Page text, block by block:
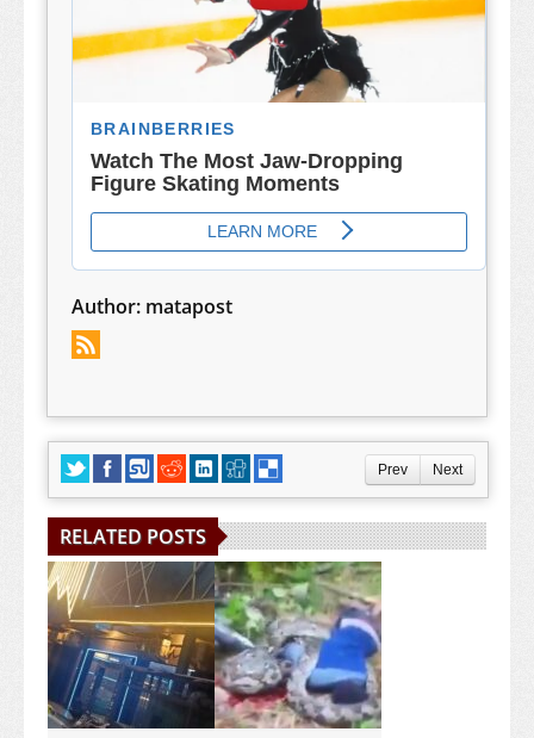
Author: matapost
Prev Next
RELATED POSTS